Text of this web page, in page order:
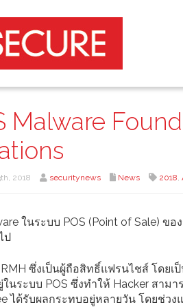
Malware
2018 securitynews News 2018,
ในระบบ POS (Point of Sale) ข
ป
ซึ่งเป็นผู้ถือสิทธิ์แฟรนไชส์ โดยเ
ในระบบ POS ซึ่งทำให้ Hacker สา
ได้รับผลกระทบอยู่หลายวัน โดยช่ว